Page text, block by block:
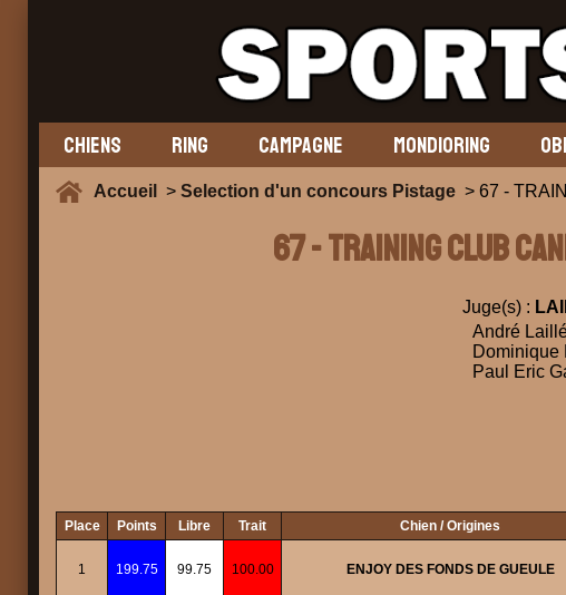
CHIENS RING CAMPAGNE MONDIORING
Accueil > Selection d'un concours Pistage > 67 -
67 - TRAINING CLUB
Juge(s) :
André
Dominique
Paul Eric
Place Points Libre Trait Chien / Origines
1 199.75 99.75 100.00 ENJOY DES FONDS DE GUEULE